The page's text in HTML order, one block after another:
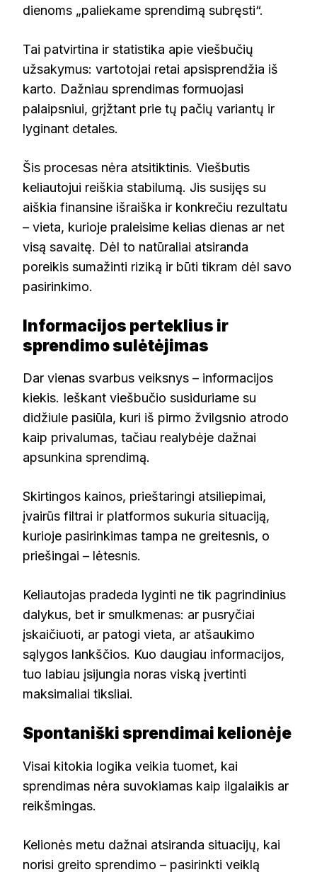
dienoms „paliekame sprendimą subręsti“.
Tai patvirtina ir statistika apie viešbučių
užsakymus: vartotojai retai apsisprendžia iš
karto. Dažniau sprendimas formuojasi
palaipsniui, grįžtant prie tų pačių variantų ir
lyginant detales.
Šis procesas nėra atsitiktinis. Viešbutis
keliautojui reiškia stabilumą. Jis susijęs su
aiškia finansine išraiška ir konkrečiu rezultatu
– vieta, kurioje praleisime kelias dienas ar net
visą savaitę. Dėl to natūraliai atsiranda
poreikis sumažinti riziką ir būti tikram dėl savo
pasirinkimo.
Informacijos perteklius ir
sprendimo sulėtėjimas
Dar vienas svarbus veiksnys – informacijos
kiekis. Ieškant viešbučio susiduriame su
didžiule pasiūla, kuri iš pirmo žvilgsnio atrodo
kaip privalumas, tačiau realybėje dažnai
apsunkina sprendimą.
Skirtingos kainos, prieštaringi atsiliepimai,
įvairūs filtrai ir platformos sukuria situaciją,
kurioje pasirinkimas tampa ne greitesnis, o
priešingai – lėtesnis.
Keliautojas pradeda lyginti ne tik pagrindinius
dalykus, bet ir smulkmenas: ar pusryčiai
įskaičiuoti, ar patogi vieta, ar atšaukimo
sąlygos lankščios. Kuo daugiau informacijos,
tuo labiau įsijungia noras viską įvertinti
maksimaliai tiksliai.
Spontaniški sprendimai kelionėje
Visai kitokia logika veikia tuomet, kai
sprendimas nėra suvokiamas kaip ilgalaikis ar
reikšmingas.
Kelionės metu dažnai atsiranda situacijų, kai
norisi greito sprendimo – pasirinkti veiklą